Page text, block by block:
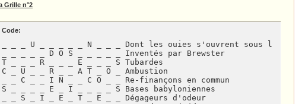
Grille n°2
Code:
_ _ _ U _ _ _ _ _ N _ _ _ Dont les ouies s'ouvrent sous la gorge
_ _ _ _ _ D O S _ _ _ _ _ Inventés par Brewster
T _ _ _ R _ _ _ E _ _ _ S Tubardes
C _ U _ _ R _ _ A T _ O _ Ambustion
_ _ C _ _ I N _ _ C O _ _ Re-finançons en commun
S _ _ _ _ E _ I _ _ _ _ S Bases babyloniennes
_ _ S _ I _ E _ T _ E _ _ Dégageurs d'odeur